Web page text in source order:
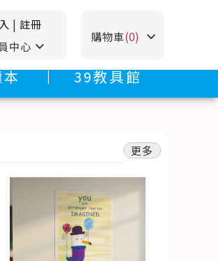
| 註冊
中心 stat_minus_1
購物車(0) stat_minus_1
本 39教具館
更多